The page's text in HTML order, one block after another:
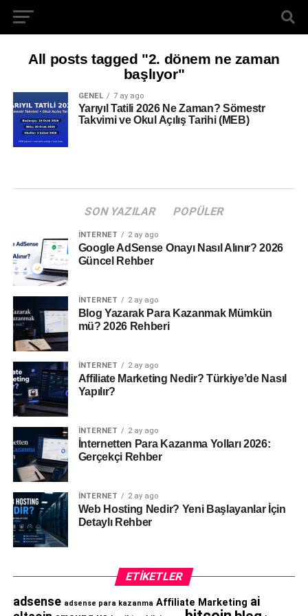
All posts tagged "2. dönem ne zaman
başlıyor"
GENEL 7 ay ago
Yarıyıl Tatili 2026 Ne Zaman? Sömestr
Takvimi ve Okul Açılış Tarihi (MEB)
SON YAZILAR POPÜLER
İNTERNET 2 ay ago
Google AdSense Onayı Nasıl Alınır? 2026
Güncel Rehber
İNTERNET 2 ay ago
Blog Yazarak Para Kazanmak Mümkün
mü? 2026 Rehberi
İNTERNET 2 ay ago
Affiliate Marketing Nedir? Türkiye’de Nasıl
Yapılır?
İNTERNET 2 ay ago
İnternetten Para Kazanma Yolları 2026:
Gerçekçi Rehber
İNTERNET 2 ay ago
Web Hosting Nedir? Yeni Başlayanlar İçin
Detaylı Rehber
ETIKETLER
adsense adsense para kazanma Affiliate Marketing ai